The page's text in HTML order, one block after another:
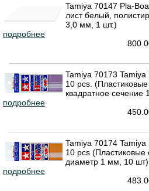
Tamiya 70147 Pla-
лист белый,
3,0 мм, 1 шт.)
подробнее
Tamiya 70173
10 pcs.
квадратное сечение
подробнее
Tamiya 70174
10 pcs (Пластиковые
диаметр 1 мм, 10 шт)
подробнее